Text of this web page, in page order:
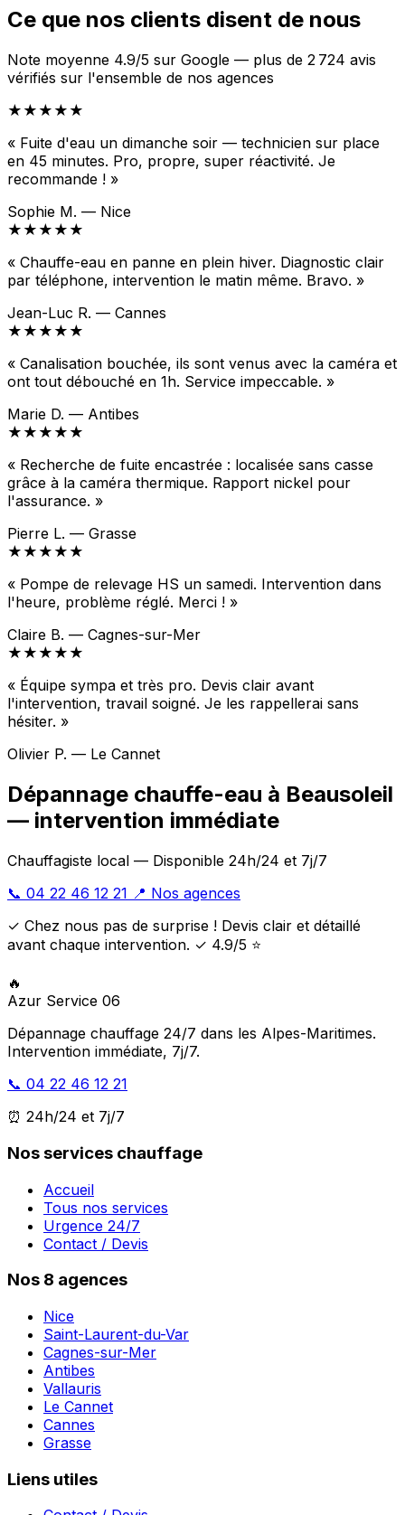
Ce que nos clients disent de nous
Note moyenne 4.9/5 sur Google — plus de 2 724 avis
vérifiés sur l'ensemble de nos agences
★★★★★
« Fuite d'eau un dimanche soir — technicien sur place
en 45 minutes. Pro, propre, super réactivité. Je
recommande ! »
Sophie M. — Nice
★★★★★
« Chauffe-eau en panne en plein hiver. Diagnostic clair
par téléphone, intervention le matin même. Bravo. »
Jean-Luc R. — Cannes
★★★★★
« Canalisation bouchée, ils sont venus avec la caméra et
ont tout débouché en 1h. Service impeccable. »
Marie D. — Antibes
★★★★★
« Recherche de fuite encastrée : localisée sans casse
grâce à la caméra thermique. Rapport nickel pour
l'assurance. »
Pierre L. — Grasse
★★★★★
« Pompe de relevage HS un samedi. Intervention dans
l'heure, problème réglé. Merci ! »
Claire B. — Cagnes-sur-Mer
★★★★★
« Équipe sympa et très pro. Devis clair avant
l'intervention, travail soigné. Je les rappellerai sans
hésiter. »
Olivier P. — Le Cannet
Dépannage chauffe-eau à Beausoleil
— intervention immédiate
Chauffagiste local — Disponible 24h/24 et 7j/7
📞 04 22 46 12 21 📍 Nos agences
✓ Chez nous pas de surprise ! Devis clair et détaillé
avant chaque intervention. ✓ 4.9/5 ⭐
🔥
Azur Service 06
Dépannage chauffage 24/7 dans les Alpes-Maritimes.
Intervention immédiate, 7j/7.
📞 04 22 46 12 21
⏰ 24h/24 et 7j/7
Nos services chauffage
Accueil
Tous nos services
Urgence 24/7
Contact / Devis
Nos 8 agences
Nice
Saint-Laurent-du-Var
Cagnes-sur-Mer
Antibes
Vallauris
Le Cannet
Cannes
Grasse
Liens utiles